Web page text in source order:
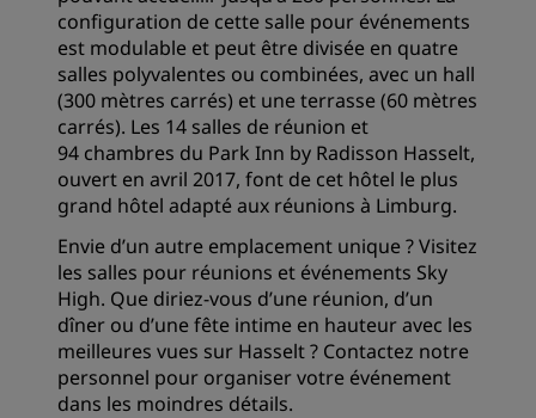
configuration de cette salle pour événements
est modulable et peut être divisée en quatre
salles polyvalentes ou combinées, avec un hall
(300 mètres carrés) et une terrasse (60 mètres
carrés). Les 14 salles de réunion et
94 chambres du Park Inn by Radisson Hasselt,
ouvert en avril 2017, font de cet hôtel le plus
grand hôtel adapté aux réunions à Limburg.
Envie d’un autre emplacement unique ? Visitez
les salles pour réunions et événements Sky
High. Que diriez-vous d’une réunion, d’un
dîner ou d’une fête intime en hauteur avec les
meilleures vues sur Hasselt ? Contactez notre
personnel pour organiser votre événement
dans les moindres détails.